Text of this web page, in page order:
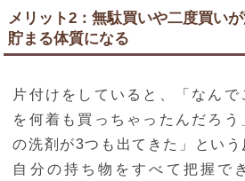
メリット2：無駄買いや二度買い
貯まる体質になる
片付けをしていると、「なんで
を何着も買っちゃったんだろ
の洗剤が3つも出てきた」という
自分の持ち物をすべて把握で